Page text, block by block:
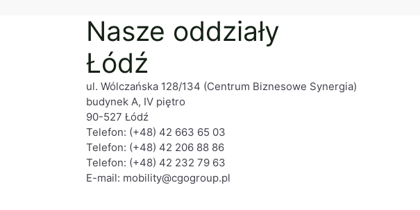
Nasze oddziały
Łódź
ul. Wólczańska 128/134 (Centrum Biznesowe Synergia)
budynek A, IV piętro
90-527 Łódź
Telefon: (+48) 42 663 65 03
Telefon: (+48) 42 206 88 86
Telefon: (+48) 42 232 79 63
E-mail: mobility@cgogroup.pl